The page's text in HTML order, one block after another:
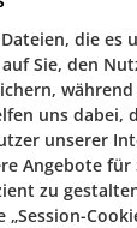
die es
Sie, den
während
uns dabei,
unserer
Angebote für
zu